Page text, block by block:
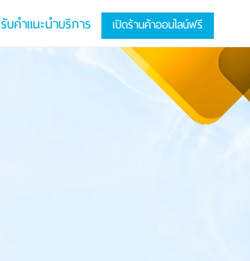
เปิดร้านค้าออนไลน์ฟรี
รับคำแนะนำบริการ